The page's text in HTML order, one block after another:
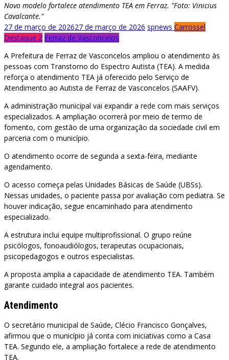
Novo modelo fortalece atendimento TEA em Ferraz. "Foto: Vinicius
Cavalcante."
27 de março de 202627 de março de 2026 spnews Carrossel
Destaque 2 Ferraz de Vasconcelos
A Prefeitura de Ferraz de Vasconcelos ampliou o atendimento às
pessoas com Transtorno do Espectro Autista (TEA). A medida
reforça o atendimento TEA já oferecido pelo Serviço de
Atendimento ao Autista de Ferraz de Vasconcelos (SAAFV).
A administração municipal vai expandir a rede com mais serviços
especializados. A ampliação ocorrerá por meio de termo de
fomento, com gestão de uma organização da sociedade civil em
parceria com o município.
O atendimento ocorre de segunda a sexta-feira, mediante
agendamento.
O acesso começa pelas Unidades Básicas de Saúde (UBSs).
Nessas unidades, o paciente passa por avaliação com pediatra. Se
houver indicação, segue encaminhado para atendimento
especializado.
A estrutura inclui equipe multiprofissional. O grupo reúne
psicólogos, fonoaudiólogos, terapeutas ocupacionais,
psicopedagogos e outros especialistas.
A proposta amplia a capacidade de atendimento TEA. Também
garante cuidado integral aos pacientes.
Atendimento
O secretário municipal de Saúde, Clécio Francisco Gonçalves,
afirmou que o município já conta com iniciativas como a Casa
TEA. Segundo ele, a ampliação fortalece a rede de atendimento
TEA.